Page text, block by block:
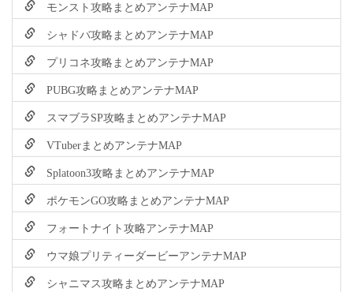
モンスト攻略まとめアンテナMAP
シャドバ攻略まとめアンテナMAP
プリコネ攻略まとめアンテナMAP
PUBG攻略まとめアンテナMAP
スマブラSP攻略まとめアンテナMAP
VTuberまとめアンテナMAP
Splatoon3攻略まとめアンテナMAP
ポケモンGO攻略まとめアンテナMAP
フォートナイト攻略アンテナMAP
ウマ娘プリティーダービーアンテナMAP
シャニマス攻略まとめアンテナMAP